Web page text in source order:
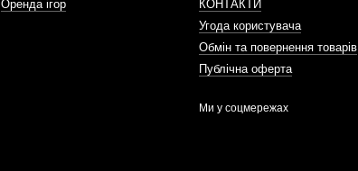
Оренда ігор
КОНТАКТИ
Угода користувача
Обмін та повернення товарів
Публічна оферта
Ми у соцмережах